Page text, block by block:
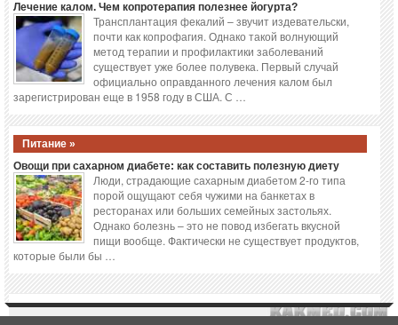
Лечение калом. Чем копротерапия полезнее йогурта?
Трансплантация фекалий – звучит издевательски,
почти как копрофагия. Однако такой волнующий
метод терапии и профилактики заболеваний
существует уже более полувека. Первый случай
официально оправданного лечения калом был
зарегистрирован еще в 1958 году в США. С …
Питание »
Овощи при сахарном диабете: как составить полезную диету
Люди, страдающие сахарным диабетом 2-го типа
порой ощущают себя чужими на банкетах в
ресторанах или больших семейных застольях.
Однако болезнь – это не повод избегать вкусной
пищи вообще. Фактически не существует продуктов,
которые были бы …